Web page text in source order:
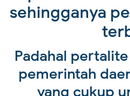
sehingganya
Padahal
pemerintah
yang cukup